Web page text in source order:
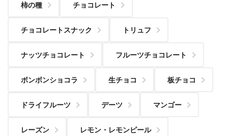
柿の種 チョコレート
チョコレートスナック トリュフ
ナッツチョコレート フルーツチョコレート
ボンボンショコラ 生チョコ 板チョコ
ドライフルーツ デーツ マンゴー
レーズン レモン・レモンピール